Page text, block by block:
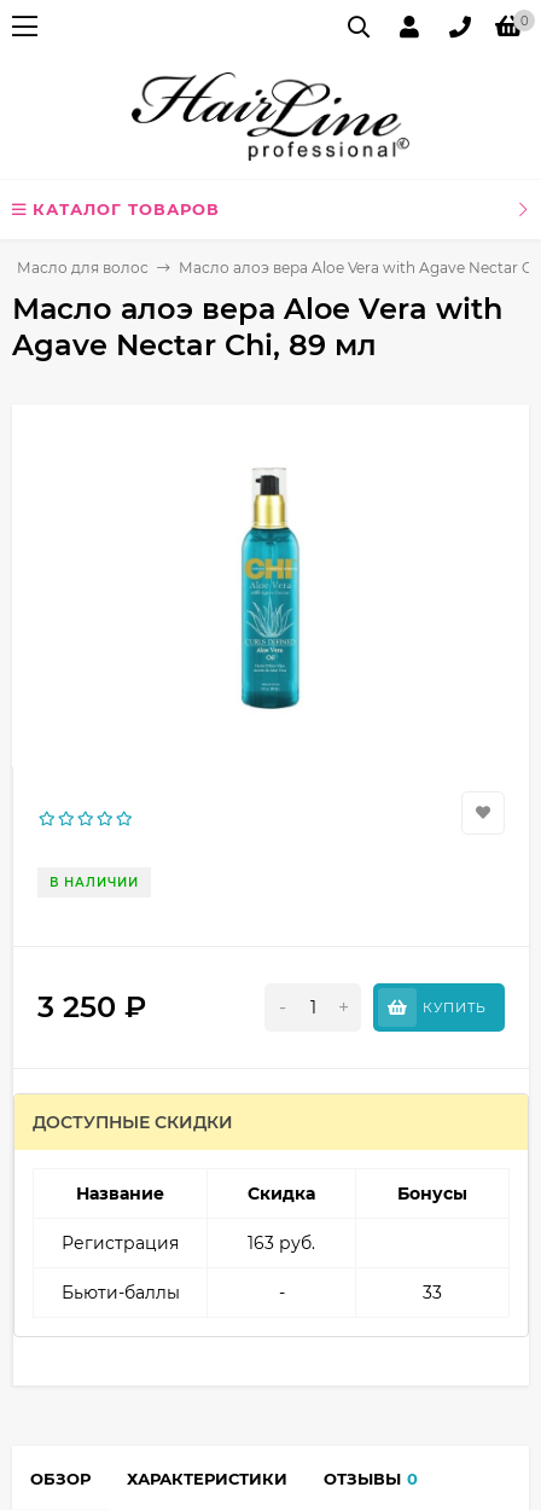
0
КАТАЛОГ ТОВАРОВ
Масло для волос Масло алоэ вера Aloe Vera with Agave Nectar
Масло алоэ вера Aloe Vera with
Agave Nectar Chi, 89 мл
В НАЛИЧИИ
3 250 ₽ - + КУПИТЬ
ДОСТУПНЫЕ СКИДКИ
Название Скидка Бонусы
Регистрация 163 руб.
Бьюти-баллы - 33
ОБЗОР ХАРАКТЕРИСТИКИ ОТЗЫВЫ 0